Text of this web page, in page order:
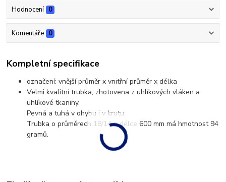
Hodnocení 0
Komentáře 0
Kompletní specifikace
označení: vnější průměr x vnitřní průměr x délka
Velmi kvalitní trubka, zhotovena z uhlíkových vláken a
uhlíkové tkaniny.
Pevná a tuhá v ohybu i v krutu.
Trubka o průměrech 18/14 a délce 600 mm má hmotnost 94
gramů.